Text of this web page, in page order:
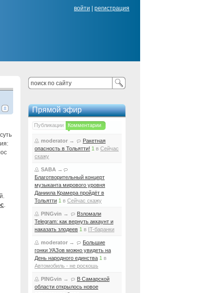
войти регистрация
.
Прямой эфир
Публикации Комментарии
moderator →
Ракетная
опасность в Тольятти! 1 в Сейчас
скажу
SABA →
Благотворительный концерт
музыканта мирового уровня
Даниила Крамера пройдёт в
Тольятти 1 в Сейчас скажу
PINGvin →
Взломали
Telegram: как вернуть аккаунт и
наказать злодеев 1 в IT-баранки
moderator →
Большие
гонки УАЗов можно увидеть на
День народного единства 1 в
Автомобиль - не роскошь
PINGvin →
В Самарской
области открылось новое